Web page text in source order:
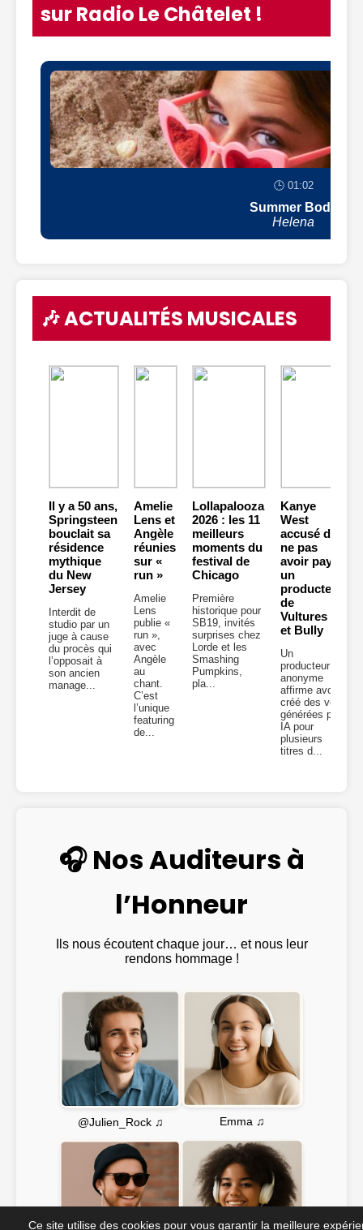
sur Radio Le Châtelet !
🕒 01:02
Summer Body
Helena
🎶 ACTUALITÉS MUSICALES
Il y a 50 ans,
Springsteen
bouclait sa
résidence
mythique
du New
Jersey
Interdit de
studio par un
juge à cause
du procès qui
l’opposait à
son ancien
manage...
Amelie
Lens et
Angèle
réunies
sur «
run »
Amelie
Lens
publie «
run »,
avec
Angèle
au
chant.
C’est
l’unique
featuring
de...
Lollapalooza
2026 : les 11
meilleurs
moments du
festival de
Chicago
Première
historique pour
SB19, invités
surprises chez
Lorde et les
Smashing
Pumpkins,
pla...
Kanye
West
accusé de
ne pas
avoir payé
un
producteur
de
Vultures 2
et Bully
Un
producteur
anonyme
affirme avoir
créé des voix
générées par
IA pour
plusieurs
titres d...
🎧 Nos Auditeurs à
l’Honneur
Ils nous écoutent chaque jour… et nous leur
rendons hommage !
@Julien_Rock ♫ Emma ♫
Ce site utilise des cookies pour vous garantir la meilleure